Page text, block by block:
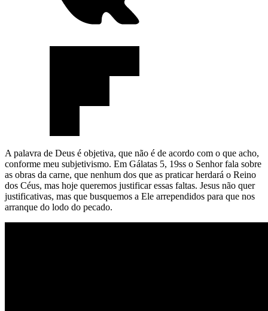
A palavra de Deus é objetiva, que não é de acordo com o que acho,
conforme meu subjetivismo. Em Gálatas 5, 19ss o Senhor fala sobre
as obras da carne, que nenhum dos que as praticar herdará o Reino
dos Céus, mas hoje queremos justificar essas faltas. Jesus não quer
justificativas, mas que busquemos a Ele arrependidos para que nos
arranque do lodo do pecado.